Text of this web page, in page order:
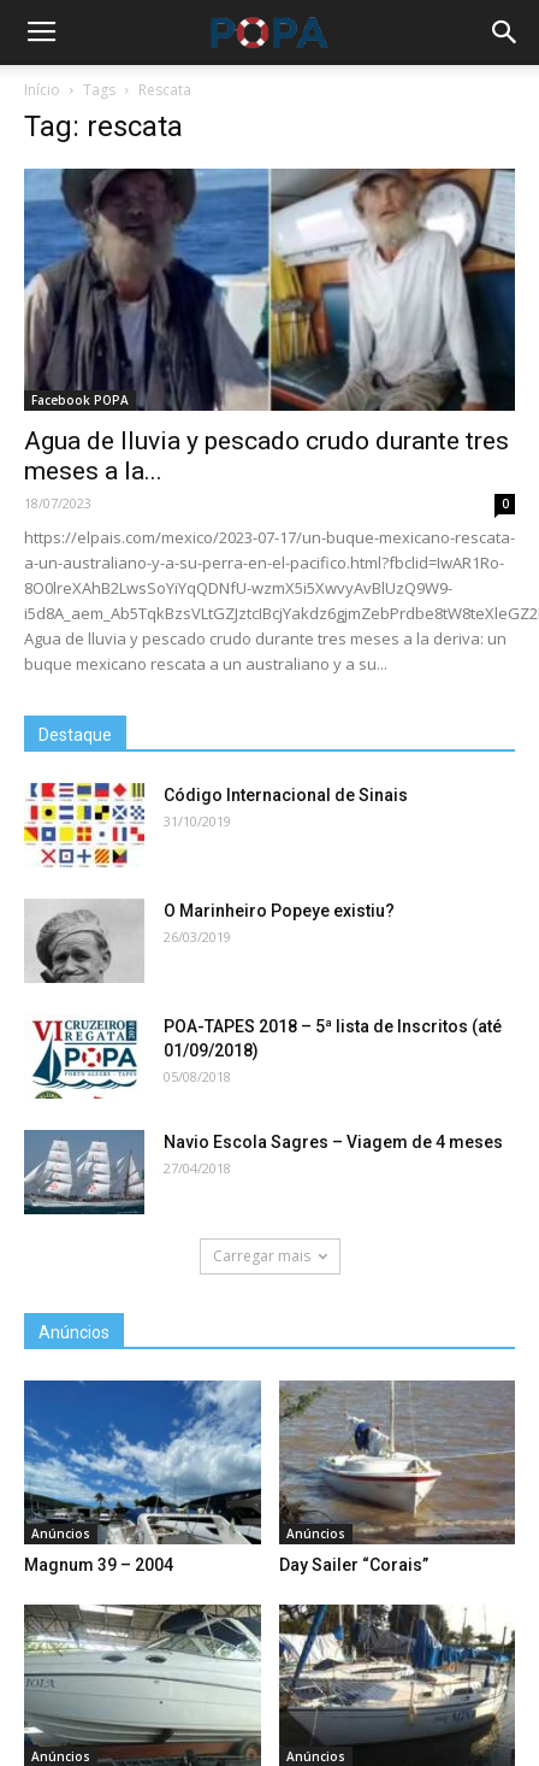
Início Tags Rescata
Tag: rescata
Facebook POPA
Agua de lluvia y pescado crudo durante tres
meses a la...
18/07/2023 0
https://elpais.com/mexico/2023-07-17/un-buque-mexicano-rescata-
a-un-australiano-y-a-su-perra-en-el-pacifico.html?fbclid=IwAR1Ro-
8O0lreXAhB2LwsSoYiYqQDNfU-wzmX5i5XwvyAvBlUzQ9W9-
Agua de lluvia y pescado crudo durante tres meses a la deriva: un
buque mexicano rescata a un australiano y a su...
Destaque
Código Internacional de Sinais
31/10/2019
O Marinheiro Popeye existiu?
26/03/2019
POA-TAPES 2018 – 5ª lista de Inscritos (até
01/09/2018)
05/08/2018
Navio Escola Sagres – Viagem de 4 meses
27/04/2018
Carregar mais
Anúncios
Anúncios
Magnum 39 – 2004
Anúncios
Day Sailer “Corais”
Anúncios Anúncios